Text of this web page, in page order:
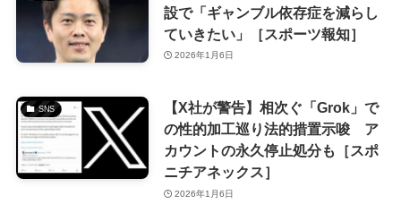
設で「ギャンブル依存症を減らし
ていきたい」［スポーツ報知］
2026年1月6日
SNS
【X社が警告】相次ぐ「Grok」で
の性的加工巡り法的措置示唆 ア
カウントの永久停止処分も［スポ
ニチアネックス］
2026年1月6日